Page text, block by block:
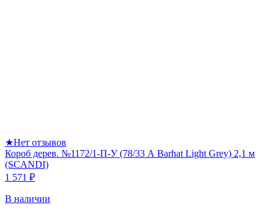
★Нет отзывов
Короб дерев. №1172/1-П-У (78/33 А Barhat Light Grey) 2,1 м
(SCANDI)
1 571 ₽
В наличии